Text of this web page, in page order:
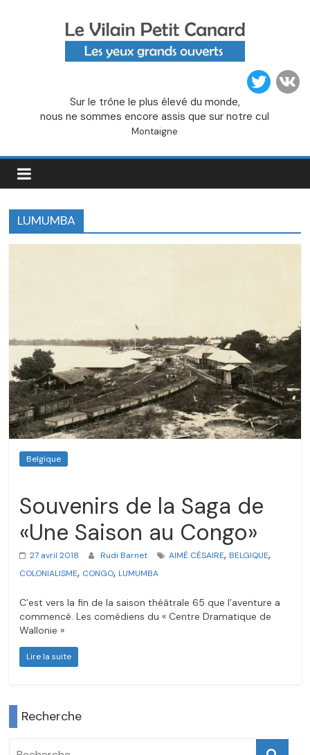
Vilain
Petit
Canard
Sur le trône le plus élevé du monde,
nous ne sommes encore assis que sur notre cul
Montaigne
LUMUMBA
Belgique
Souvenirs de la Saga de
«Une Saison au Congo»
27 avril 2018 Rudi Barnet AIMÉ CÉSAIRE,BELGIQUE,
COLONIALISME, CONGO,LUMUMBA
C’est vers la fin de la saison théâtrale 65 que l’aventure a
commencé. Les comédiens du « Centre Dramatique de
Wallonie »
Lire la suite
Recherche